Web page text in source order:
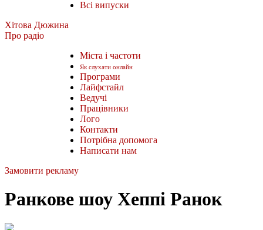
Всі випуски
Хітова Дюжина
Про радіо
Міста і частоти
Як слухати онлайн
Програми
Лайфстайл
Ведучі
Працівники
Лого
Контакти
Потрібна допомога
Написати нам
Замовити рекламу
Ранкове шоу Хеппі Ранок